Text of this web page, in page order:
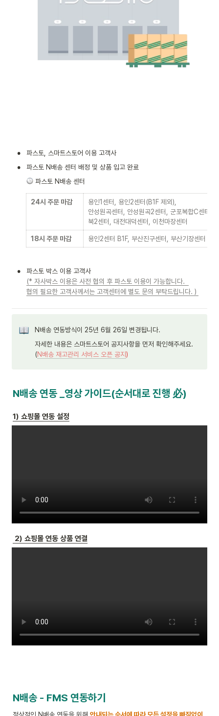
• 파스토, 스마트스토어 이용 고객사
•
파스토 N배송 센터 배정 및 상품 입고 완료
파스토 N배송 센터
24시 주문 마감
용인1센터, 용인2센터(B1F 제외),
안성원곡센터, 안성원곡2센터, 군포복합C센터,
북2센터, 대전대덕센터, 이천마장센터
18시 주문 마감 용인2센터 B1F, 부산진구센터, 부산기장센터
•
(* 자사박스 이용은 사전 협의 후 파스토 이용이 가능합니다.
협의 필요한 고객사께서는 고객센터에 별도 문의 부탁드립니다. )
N배송 연동방식이 25년 6월 26일 변경됩니다.
자세한 내용은 스마트스토어 공지사항을 먼저 확인해주세요.
(N배송 재고관리 서비스 오픈 공지 )
N배송 연동 _영상 가이드(순서대로 진행 必)
1) 쇼핑몰 연동 설정
2) 쇼핑몰 연동 상품 연결
N배송 - FMS 연동하기